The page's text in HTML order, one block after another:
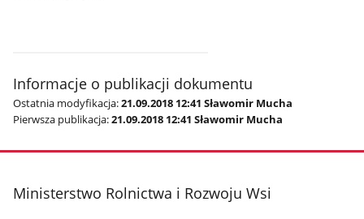
Informacje o publikacji dokumentu
Ostatnia modyfikacja:21.09.2018 12:41 Sławomir Mucha
Pierwsza publikacja:21.09.2018 12:41 Sławomir Mucha
stopka
Ministerstwo Rolnictwa i Rozwoju Wsi